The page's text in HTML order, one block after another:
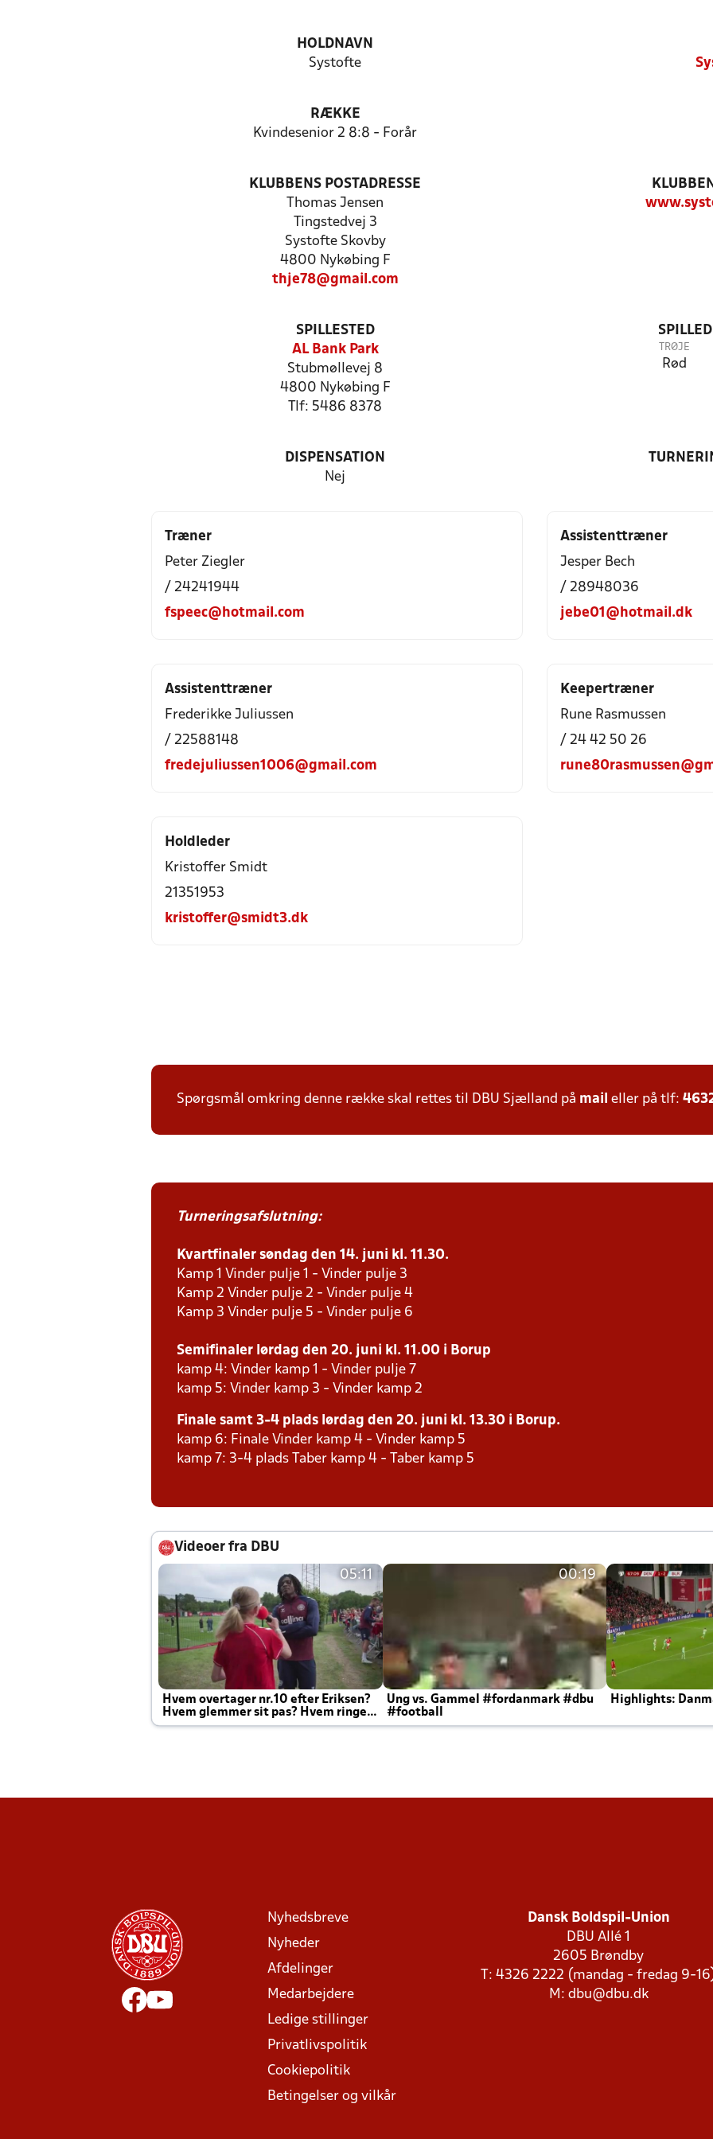
HOLDNAVN
Systofte
RÆKKE
Kvindesenior 2 8:8 - Forår
KLUBBENS POSTADRESSE
Thomas Jensen
Tingstedvej 3
Systofte Skovby
4800 Nykøbing F
thje78@gmail.com
SPILLESTED
AL Bank Park
Stubmøllevej 8
4800 Nykøbing F
Tlf: 5486 8378
TRØJE
Rød
DISPENSATION
Nej
Træner
Peter Ziegler
/ 24241944
fspeec@hotmail.com
Assistenttræner
Jesper Bech
/ 28948036
jebe01@hotmail.dk
Assistenttræner
Frederikke Juliussen
/ 22588148
fredejuliussen1006@gmail.com
Keepertræner
Rune Rasmussen
/ 24 42 50 26
Holdleder
Kristoffer Smidt
21351953
kristoffer@smidt3.dk
Spørgsmål omkring denne række skal rettes til DBU Sjælland på mail eller på tlf:
Turneringsafslutning:
Kvartfinaler søndag den 14. juni kl. 11.30.
Kamp 1 Vinder pulje 1 - Vinder pulje 3
Kamp 2 Vinder pulje 2 - Vinder pulje 4
Kamp 3 Vinder pulje 5 - Vinder pulje 6
Semifinaler lørdag den 20. juni kl. 11.00 i Borup
kamp 4: Vinder kamp 1 - Vinder pulje 7
kamp 5: Vinder kamp 3 - Vinder kamp 2
Finale samt 3-4 plads lørdag den 20. juni kl. 13.30 i Borup.
kamp 6: Finale Vinder kamp 4 - Vinder kamp 5
kamp 7: 3-4 plads Taber kamp 4 - Taber kamp 5
Videoer fra DBU
05:11
Hvem overtager nr.10 efter Eriksen?
Hvem glemmer sit pas? Hvem ringer
Joachim altid til efter kampe?
00:19
Ung vs. Gammel #fordanmark #dbu
#football
Highlights:
Nyhedsbreve
Nyheder
Afdelinger
Medarbejdere
Ledige stillinger
Privatlivspolitik
Cookiepolitik
Betingelser og vilkår
Dansk Boldspil-Union
DBU Allé 1
2605 Brøndby
T: 4326 2222 (mandag - fredag 9-
M: dbu@dbu.dk